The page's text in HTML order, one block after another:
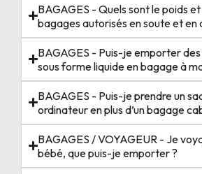
BAGAGES - Quels sont le poids
bagages autorisés en soute et en
BAGAGES - Puis-je emporter
sous forme liquide en bagage à
BAGAGES - Puis-je prendre un
ordinateur en plus d’un bagage
BAGAGES / VOYAGEUR - Je
bébé, que puis-je emporter ?